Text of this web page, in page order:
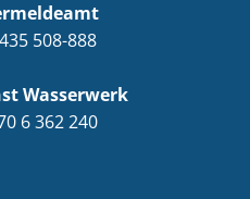
508-888
Wasserwerk
6 362 240